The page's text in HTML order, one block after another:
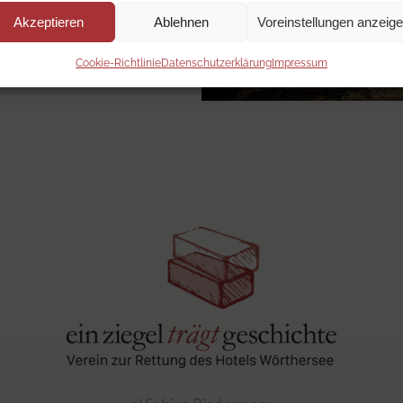
Akzeptieren Ablehnen Voreinstellungen
Cookie-RichtlinieDatenschutzerklärungImpressum